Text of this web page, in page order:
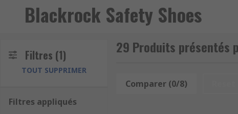
Blackrock Safety Shoes
Filtres (1)
TOUT SUPPRIMER
Filtres appliqués
29 Produits présentés
Comparer (0/8)